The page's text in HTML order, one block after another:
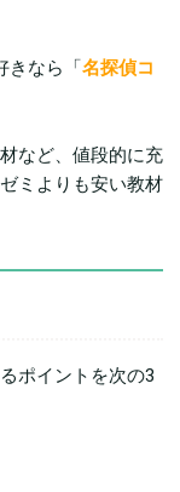
きなら「名探偵コ
など、値段的に充
ミよりも安い教材
ポイントを次の3